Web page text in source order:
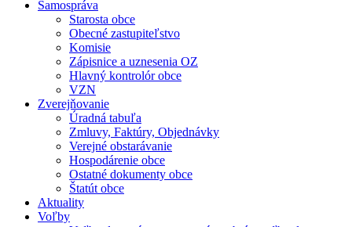
Samospráva
Starosta obce
Obecné zastupiteľstvo
Komisie
Zápisnice a uznesenia OZ
Hlavný kontrolór obce
VZN
Zverejňovanie
Úradná tabuľa
Zmluvy, Faktúry, Objednávky
Verejné obstarávanie
Hospodárenie obce
Ostatné dokumenty obce
Štatút obce
Aktuality
Voľby